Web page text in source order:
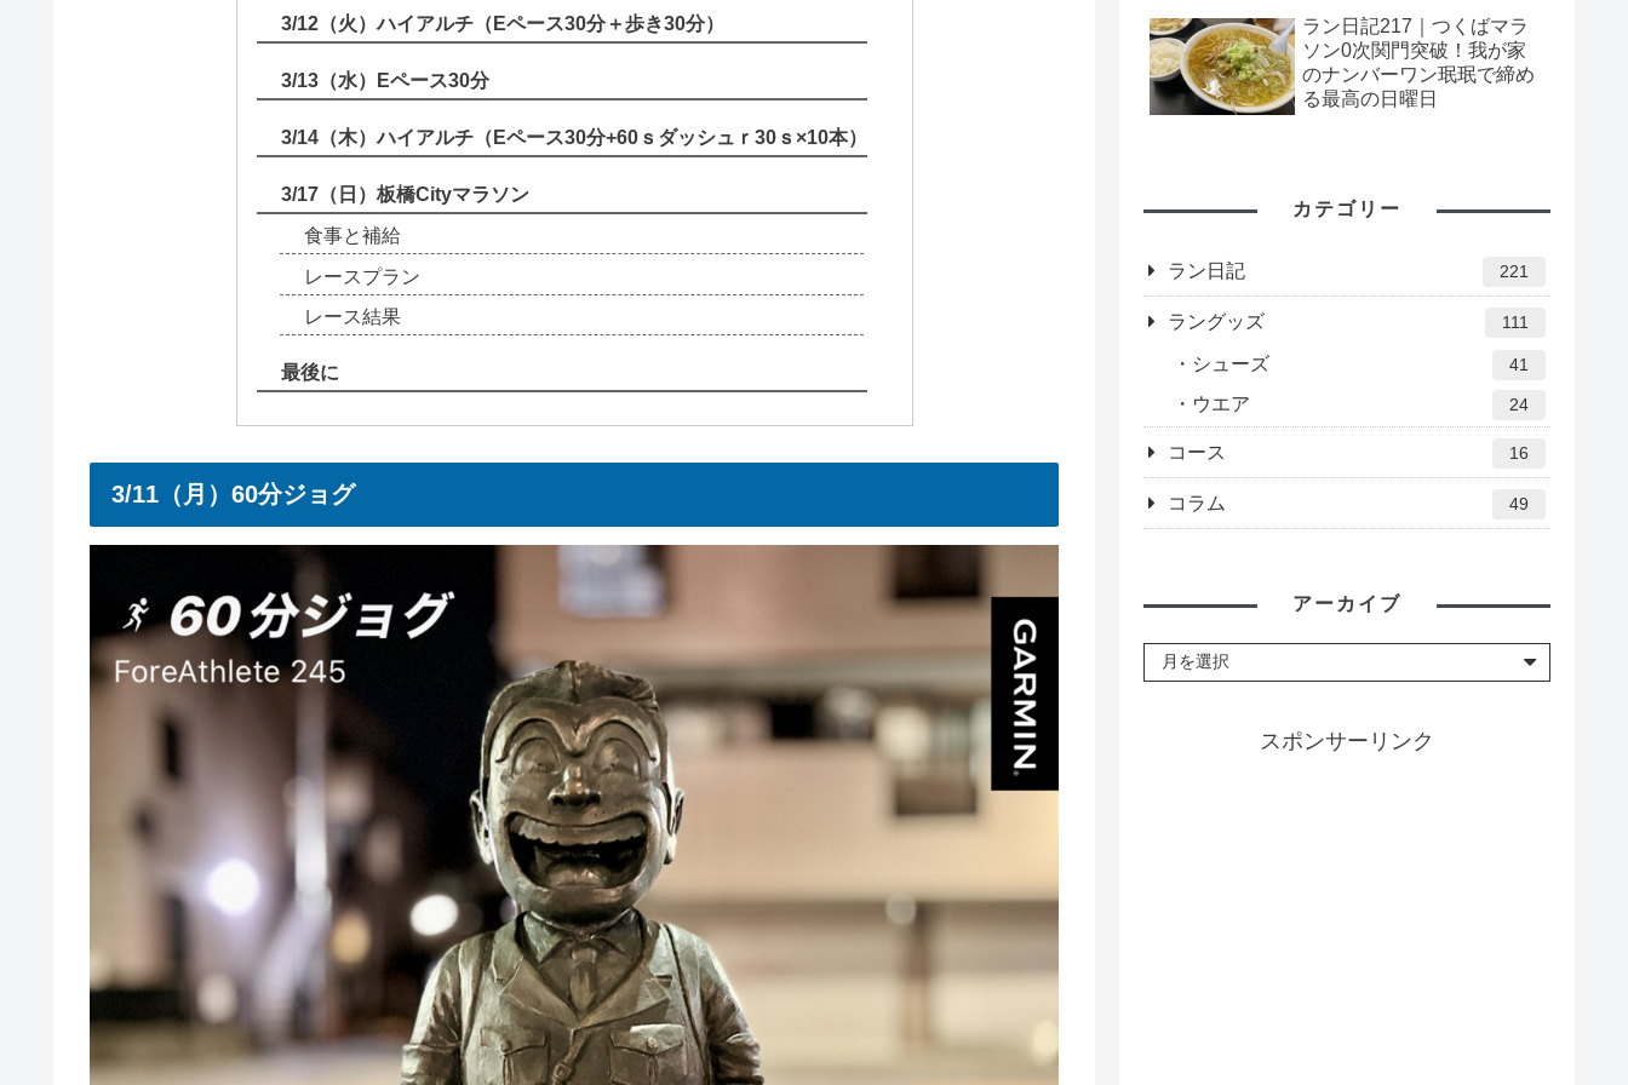
3/12（火）ハイアルチ（Eペース30分＋歩き30分）
3/13（水）Eペース30分
3/14（木）ハイアルチ（Eペース30分+60ｓダッシュｒ30ｓ×10本）
3/17（日）板橋Cityマラソン
食事と補給
レースプラン
レース結果
最後に
3/11（月）60分ジョグ
ラン日記217｜つくばマラ
ソン0次関門突破！我が家
のナンバーワン珉珉で締め
る最高の日曜日
カテゴリー
ラン日記 221
ラングッズ 111
シューズ 41
ウエア 24
コース 16
コラム 49
アーカイブ
スポンサーリンク